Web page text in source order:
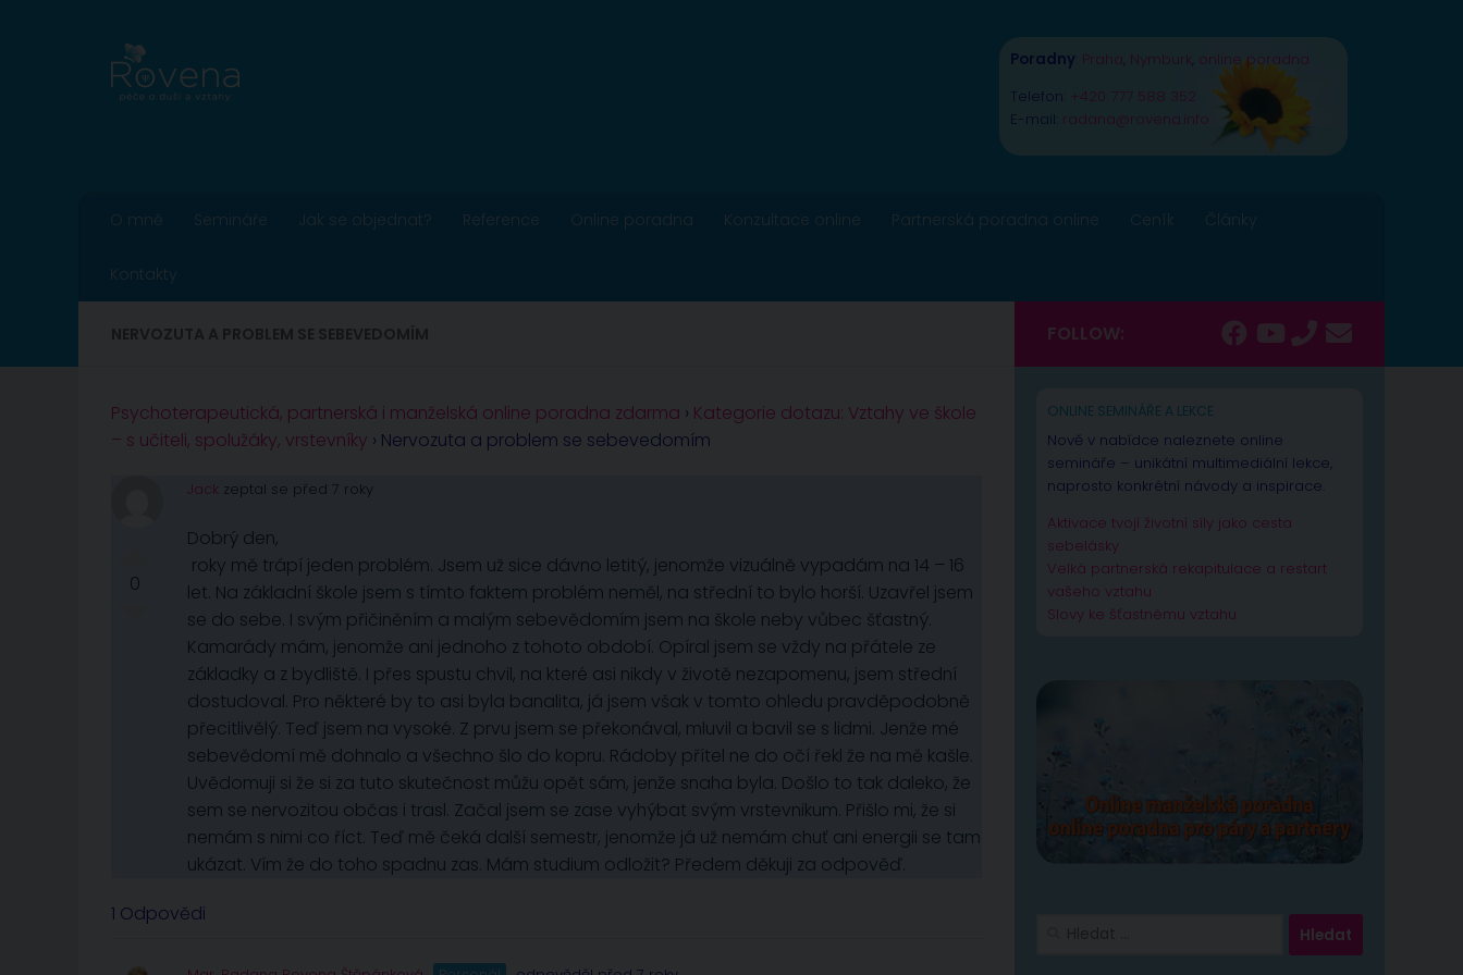
Poradny Praha Nymburk online poradna
Telefon: +420 777 588 352
E-mail: radana@rovena.info
O mně Semináře Jak se objednat? Reference Online poradna Konzultace online Partnerská poradna online Ceník Články
Kontakty
Psychoterapeutická, partnerská i manželská online poradna zdarma › Kategorie dotazu: Vztahy ve škole
– s učiteli, spolužáky, vrstevníky › Nervozuta a problem se sebevedomím
0
Jack zeptal se před 7 roky
Dobrý den,
roky mě trápí jeden problém. Jsem už sice dávno letitý, jenomže vizuálně vypadám na 14 – 16
let. Na základní škole jsem s tímto faktem problém neměl, na střední to bylo horší. Uzavřel jsem
se do sebe. I svým přičiněním a malým sebevědomím jsem na škole neby vůbec šťastný.
Kamarády mám, jenomže ani jednoho z tohoto období. Opíral jsem se vždy na přátele ze
základky a z bydliště. I přes spustu chvil, na které asi nikdy v životě nezapomenu, jsem střední
dostudoval. Pro některé by to asi byla banalita, já jsem však v tomto ohledu pravděpodobně
přecitlivělý. Teď jsem na vysoké. Z prvu jsem se překonával, mluvil a bavil se s lidmi. Jenže mé
sebevědomí mě dohnalo a všechno šlo do kopru. Rádoby přítel ne do očí řekl že na mě kašle.
Uvědomuji si že si za tuto skutečnost můžu opět sám, jenže snaha byla. Došlo to tak daleko, že
sem se nervozitou občas i trasl. Začal jsem se zase vyhýbat svým vrstevnikum. Přišlo mi, že si
nemám s nimi co říct. Teď mě čeká další semestr, jenomže já už nemám chuť ani energii se tam
ukázat. Vím že do toho spadnu zas. Mám studium odložit? Předem děkuji za odpověď.
1 Odpovědi
FOLLOW:
ONLINE SEMINÁŘE A LEKCE
Nově v nabídce naleznete online
semináře – unikátní multimediální lekce,
naprosto konkrétní návody a inspirace.
Aktivace tvojí životní síly jako cesta
sebelásky
Velká partnerská rekapitulace a restart
vašeho vztahu
Slovy ke šťastnému vztahu